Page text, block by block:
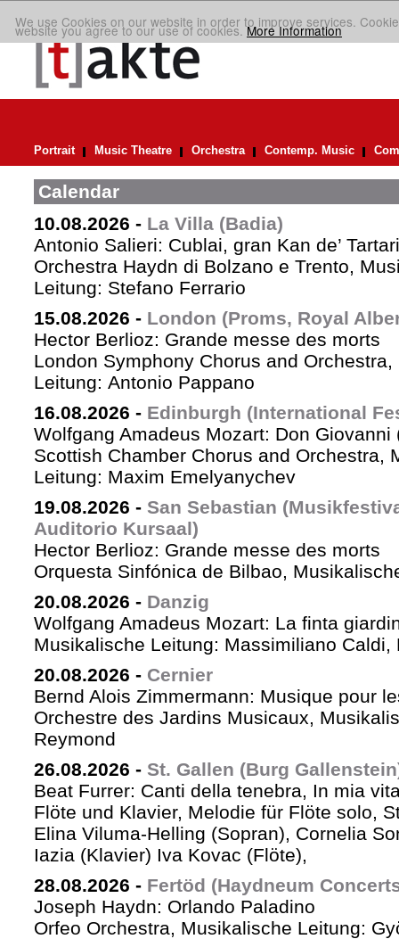
We use Cookies on our website in order to improve services.
website you agree to our use of cookies.More Information
Portrait Music Theatre Orchestra Contemp. Music
Calendar
10.08.2026 - La Villa (Badia)
Antonio Salieri: Cublai, gran Kan de’
Orchestra Haydn di Bolzano e Trento,
Leitung: Stefano Ferrario
15.08.2026 - London (Proms, Royal
Hector Berlioz: Grande messe des morts
London Symphony Chorus and
Leitung: Antonio Pappano
16.08.2026 - Edinburgh (International
Wolfgang Amadeus Mozart: Don Giovanni
Scottish Chamber Chorus and Orchestra,
Leitung: Maxim Emelyanychev
19.08.2026 - San Sebastian
Auditorio Kursaal)
Hector Berlioz: Grande messe des morts
Orquesta Sinfónica de Bilbao,
20.08.2026 - Danzig
Wolfgang Amadeus Mozart: La finta
Musikalische Leitung: Massimiliano Caldi,
20.08.2026 - Cernier
Bernd Alois Zimmermann: Musique pour
Orchestre des Jardins Musicaux,
Reymond
26.08.2026 - St. Gallen (Burg
Beat Furrer: Canti della tenebra, In mia
Flöte und Klavier, Melodie für Flöte solo,
Elina Viluma-Helling (Sopran), Cornelia
Iazia (Klavier) Iva Kovac (Flöte),
28.08.2026 - Fertöd (Haydneum
Joseph Haydn: Orlando Paladino
Orfeo Orchestra, Musikalische Leitung: